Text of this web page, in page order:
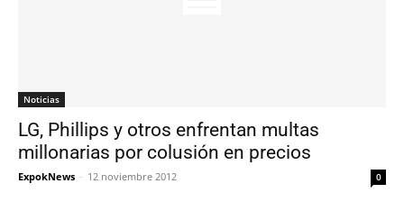
Noticias
LG, Phillips y otros enfrentan multas
millonarias por colusión en precios
ExpokNews - 12 noviembre 2012 0